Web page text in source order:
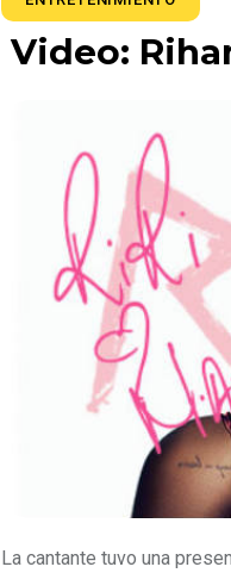
Video:
La cantante tuvo una